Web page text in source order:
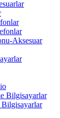
Aksesuar
Bilgisayarlar
Bilgisayarlar